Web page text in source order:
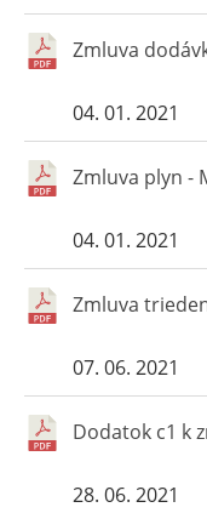
Zmluva
04. 01. 2021
Zmluva plyn -
04. 01. 2021
Zmluva
07. 06. 2021
Dodatok c1 k
28. 06. 2021